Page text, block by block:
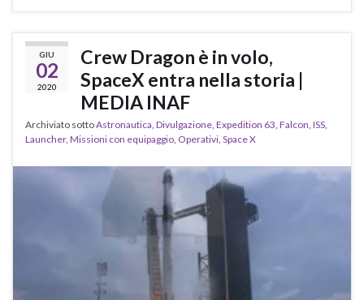
GIU
02
2020
Crew Dragon è in volo,
SpaceX entra nella storia |
MEDIA INAF
Archiviato sottoAstronautica Divulgazione Expedition 63 Falcon ISS
Launcher, Missioni con equipaggio Operativi Space X